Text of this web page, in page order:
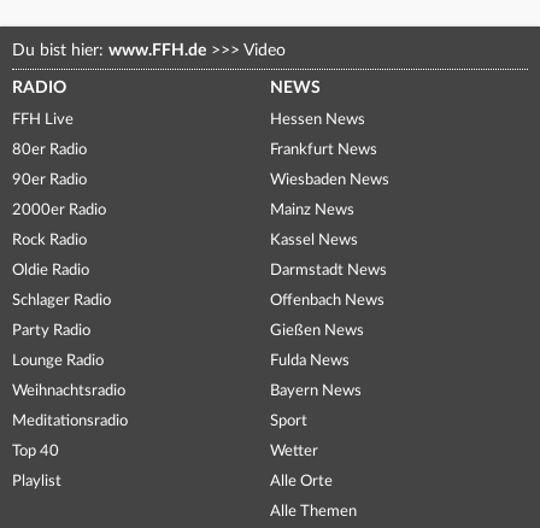
Du bist hier: www.FFH.de >>> Video
RADIO
FFH Live
80er Radio
90er Radio
2000er Radio
Rock Radio
Oldie Radio
Schlager Radio
Party Radio
Lounge Radio
Weihnachtsradio
Meditationsradio
Top 40
Playlist
NEWS
Hessen News
Frankfurt News
Wiesbaden News
Mainz News
Kassel News
Darmstadt News
Offenbach News
Gießen News
Fulda News
Bayern News
Sport
Wetter
Alle Orte
Alle Themen